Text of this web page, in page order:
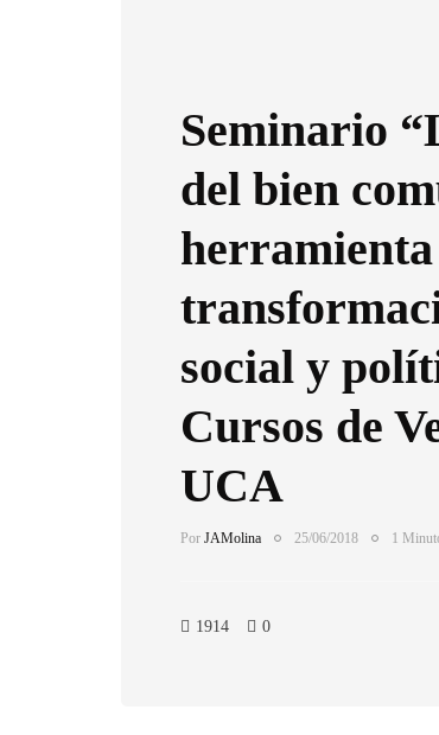
Seminario
del bien
herramienta
social y
Cursos de
UCA
Por JAMolina 25/06/2018 1
1914 0